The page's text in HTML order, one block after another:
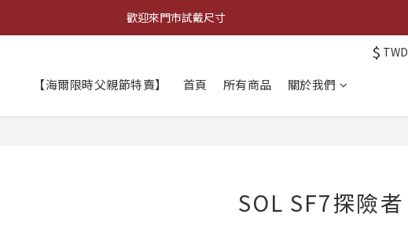
登錄會員 全店消費滿$𝟗𝟗𝟗，超商宅配取貨享免運優惠
歡迎來門市試戴尺寸
登錄會員 全店消費滿$𝟗𝟗𝟗，超商宅配取貨享免運優惠
$ TWD
【海爾限時父親節特賣】 首頁 所有商品 關於我們
SOL SF7探險者